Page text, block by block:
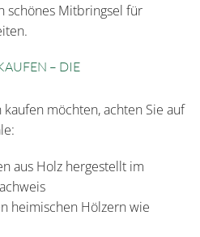
schönes Mitbringsel für
– DIE
möchten, achten Sie auf
aus Holz hergestellt im
heimischen Hölzern wie